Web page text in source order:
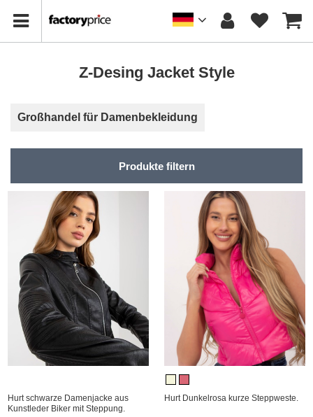
Z-Desing Jacket Style
Großhandel für Damenbekleidung
Produkte filtern
Hurt schwarze Damenjacke aus
Kunstleder Biker mit Steppung.
Hurt Dunkelrosa kurze Steppweste.